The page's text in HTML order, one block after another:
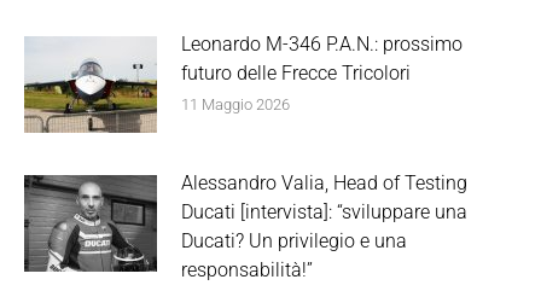
Leonardo M-346 P.A.N.: prossimo
futuro delle Frecce Tricolori
11 Maggio 2026
Alessandro Valia, Head of Testing
Ducati [intervista]: “sviluppare una
Ducati? Un privilegio e una
responsabilità!”